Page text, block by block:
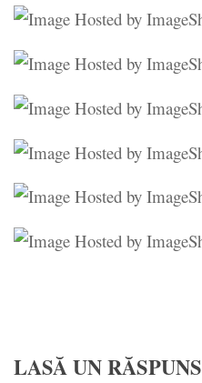
LASĂ UN RĂSPUNS